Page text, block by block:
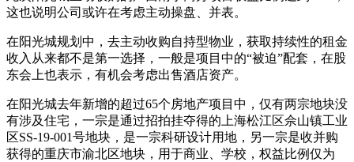
这也说明公司或许在考虑主动操盘、并表。
在阳光城规划中，去主动收购自持型物业，获取持续性的租金
收入从来都不是第一选择，一般是项目中的“被迫”配套，在股
东会上也表示，有机会考虑出售酒店资产。
在阳光城去年新增的超过65个房地产项目中，仅有两宗地块没
有涉及住宅，一宗是通过招拍挂夺得的上海松江区佘山镇工业
区SS-19-001号地块，是一宗科研设计用地，另一宗是收并购
获得的重庆市渝北区地块，用于商业、学校，权益比例仅为